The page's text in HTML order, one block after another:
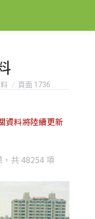
頁面 1736
共 48254 項
latest
料將陸續更新